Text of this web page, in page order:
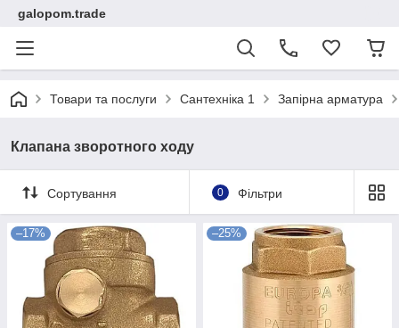
galopom.trade
Товари та послуги Сантехніка 1 Запірна арматура
Клапана зворотного ходу
Сортування 0 Фільтри
–17% –25%